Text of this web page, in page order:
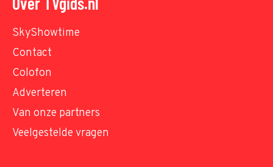
SkyShowtime
Contact
Colofon
Adverteren
Van onze partners
Veelgestelde vragen